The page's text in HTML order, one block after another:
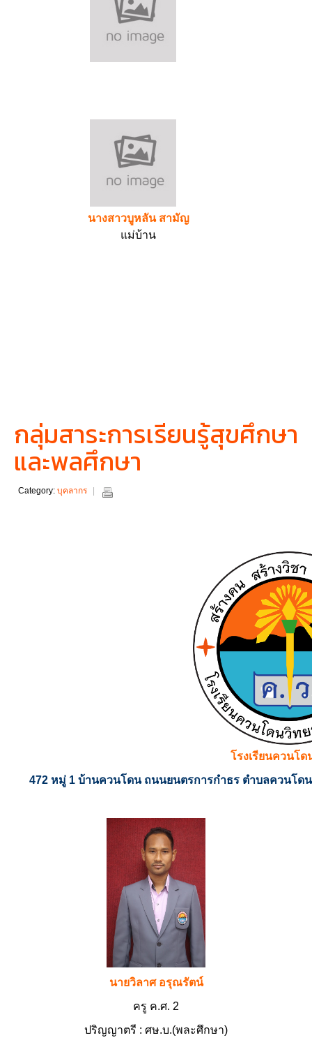
นางสาวบูหลัน สามัญ
แม่บ้าน
กลุ่มสาระการเรียนรู้สุขศึกษา
และพลศึกษา
Category: บุคลากร
โรงเรียนควนโ
472 หมู่ 1 บ้านควนโดน ถนนยนตรการกำธร ตำบลควนโด
นายวิลาศ อรุณรัตน์
ครู ค.ศ. 2
ปริญญาตรี : ศษ.บ.(พละศึกษา)